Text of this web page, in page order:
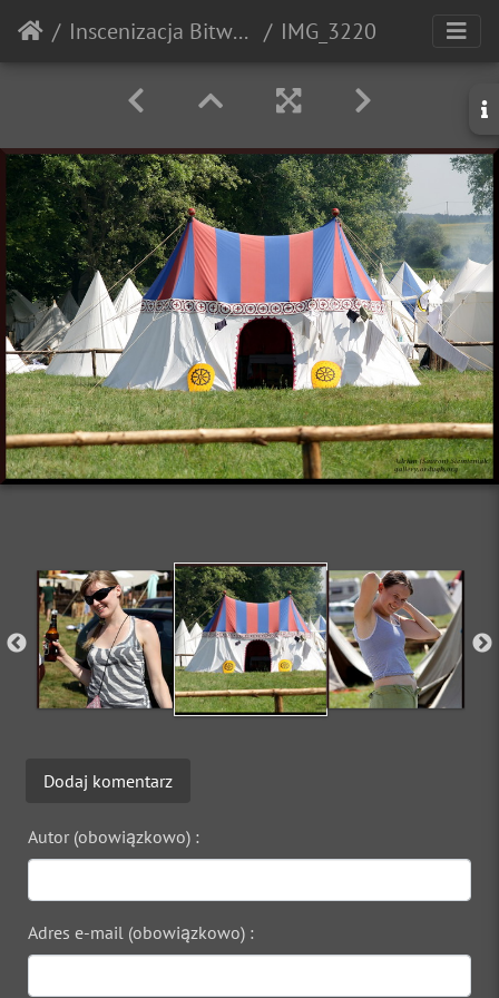
Inscenizacja Bitwy pod Grunwaldem - 2010r. IMG_3220
Dodaj komentarz
Autor (obowiązkowo) :
Adres e-mail (obowiązkowo) :